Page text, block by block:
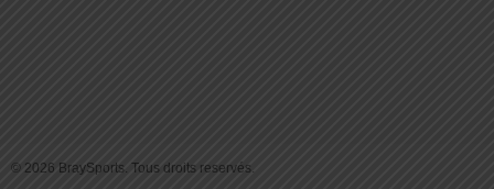
© 2026 BraySports. Tous droits reservés.